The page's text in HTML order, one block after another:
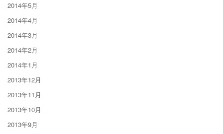
2014年5月
2014年4月
2014年3月
2014年2月
2014年1月
2013年12月
2013年11月
2013年10月
2013年9月